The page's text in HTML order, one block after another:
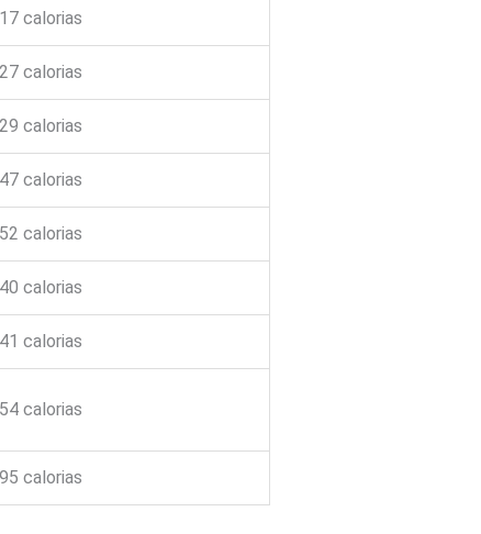
17 calorias
27 calorias
29 calorias
47 calorias
52 calorias
40 calorias
41 calorias
54 calorias
95 calorias